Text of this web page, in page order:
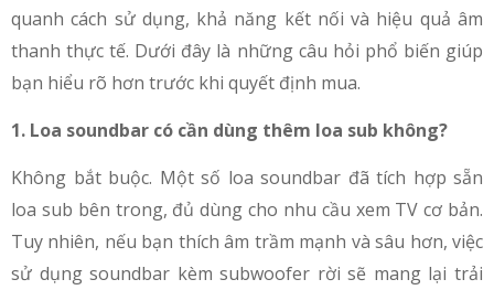
quanh cách sử dụng, khả năng kết nối và hiệu quả âm
thanh thực tế. Dưới đây là những câu hỏi phổ biến giúp
bạn hiểu rõ hơn trước khi quyết định mua.
1. Loa soundbar có cần dùng thêm loa sub không?
Không bắt buộc. Một số loa soundbar đã tích hợp sẵn
loa sub bên trong, đủ dùng cho nhu cầu xem TV cơ bản.
Tuy nhiên, nếu bạn thích âm trầm mạnh và sâu hơn, việc
sử dụng soundbar kèm subwoofer rời sẽ mang lại trải